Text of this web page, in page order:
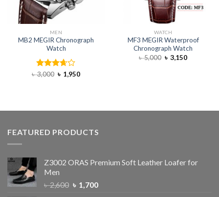
MEN
MB2 MEGIR Chronograph
Watch
Rated
৳3,000 ৳ 1,950
WATCH
MF3 MEGIR Waterproof
Chronograph Watch
৳5,000 ৳ 3,150
FEATURED PRODUCTS
Z3002 ORAS Premium Soft Leather Loafer for
Men
৳2,600 ৳ 1,700